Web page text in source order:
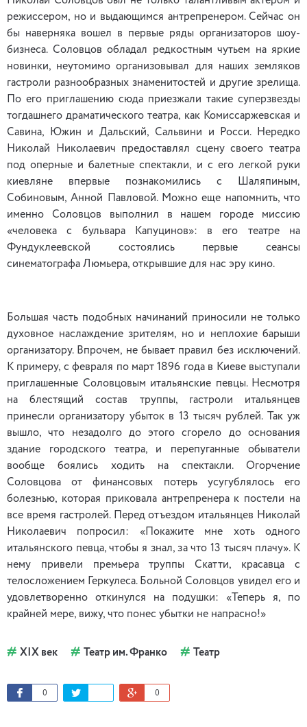
режиссером, но и выдающимся антрепренером. Сейчас он
бы наверняка вошел в первые ряды организаторов шоу-
бизнеса. Соловцов обладал редкостным чутьем на яркие
новинки, неутомимо организовывал для наших земляков
гастроли разнообразных знаменитостей и другие зрелища.
По его приглашению сюда приезжали такие суперзвезды
тогдашнего драматического театра, как Комиссаржевская и
Савина, Южин и Дальский, Сальвини и Росси. Нередко
Николай Николаевич предоставлял сцену своего театра
под оперные и балетные спектакли, и с его легкой руки
киевляне впервые познакомились с Шаляпиным,
Собиновым, Анной Павловой. Можно еще напомнить, что
именно Соловцов выполнил в нашем городе миссию
«человека с бульвара Капуцинов»: в его театре на
Фундуклеевской состоялись первые сеансы
синематографа Люмьера, открывшие для нас эру кино.
Большая часть подобных начинаний приносили не только
духовное наслаждение зрителям, но и неплохие барыши
организатору. Впрочем, не бывает правил без исключений.
К примеру, с февраля по март 1896 года в Киеве выступали
приглашенные Соловцовым итальянские певцы. Несмотря
на блестящий состав труппы, гастроли итальянцев
принесли организатору убыток в 13 тысяч рублей. Так уж
вышло, что незадолго до этого сгорело до основания
здание городского театра, и перепуганные обыватели
вообще боялись ходить на спектакли. Огорчение
Соловцова от финансовых потерь усугублялось его
болезнью, которая приковала антрепренера к постели на
все время гастролей. Перед отъездом итальянцев Николай
Николаевич попросил: «Покажите мне хоть одного
итальянского певца, чтобы я знал, за что 13 тысяч плачу». К
нему привели премьера труппы Скатти, красавца с
телосложением Геркулеса. Больной Соловцов увидел его и
удовлетворенно откинулся на подушки: «Теперь я, по
крайней мере, вижу, что понес убытки не напрасно!»
XIX век Театр им. Франко Театр
0 0